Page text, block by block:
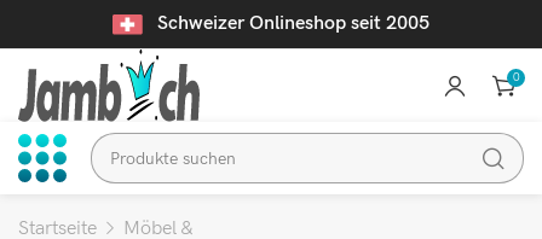
Schweizer Onlineshop seit 2005
0
Startseite
Möbel &